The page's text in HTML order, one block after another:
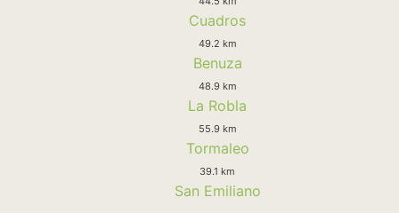
Cuadros
49.2 km
Benuza
48.9 km
La Robla
55.9 km
Tormaleo
39.1 km
San Emiliano